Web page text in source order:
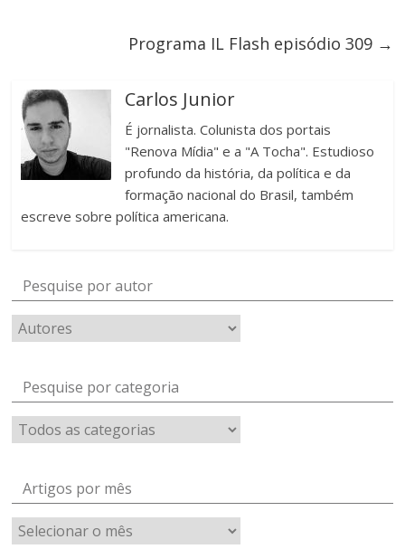
Programa IL Flash episódio 309 →
Carlos Junior
É jornalista. Colunista dos portais
"Renova Mídia" e a "A Tocha". Estudioso
profundo da história, da política e da
formação nacional do Brasil, também
escreve sobre política americana.
Pesquise por autor
Pesquise por categoria
Artigos por mês
Artigos
por